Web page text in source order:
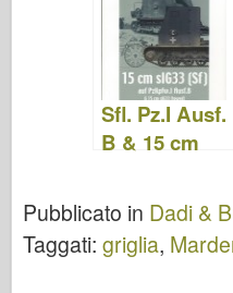
24
Sfl. Pz.I Ausf.
B & 15 cm
& Bulloni 19
Pubblicato in Dadi &
Taggati: griglia,